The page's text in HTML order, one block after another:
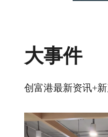
大事件
创富港最新资讯+